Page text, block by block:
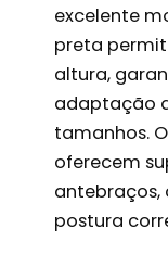
excelente
preta
altura,
adaptação
tamanhos.
oferecem
postura